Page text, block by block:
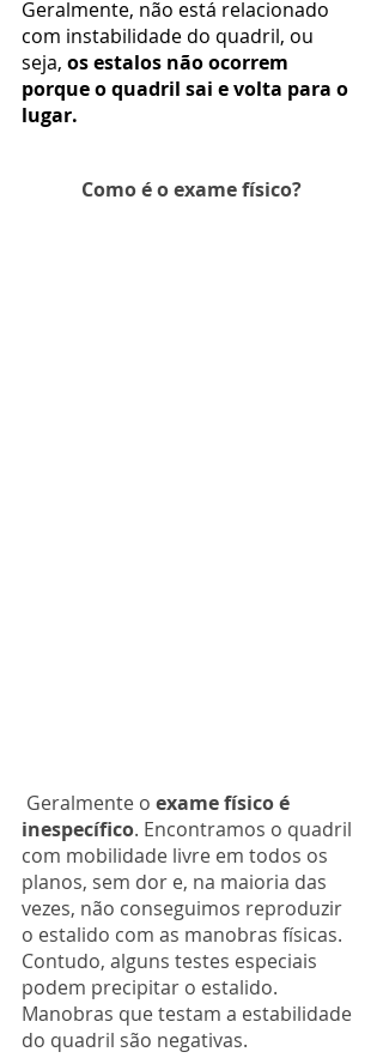
Geralmente, não está relacionado
com instabilidade do quadril, ou
seja, os estalos não ocorrem
porque o quadril sai e volta para o
lugar.
Como é o exame físico?
Geralmente o exame físico é
inespecífico. Encontramos o quadril
com mobilidade livre em todos os
planos, sem dor e, na maioria das
vezes, não conseguimos reproduzir
o estalido com as manobras físicas.
Contudo, alguns testes especiais
podem precipitar o estalido.
Manobras que testam a estabilidade
do quadril são negativas.